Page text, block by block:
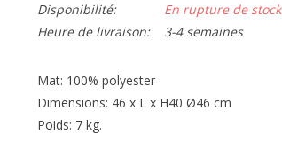
Disponibilité:
En rupture de stock
Heure de livraison:
3-4 semaines
Mat: 100% polyester
Dimensions: 46 x L x H40 Ø46 cm
Poids: 7 kg.